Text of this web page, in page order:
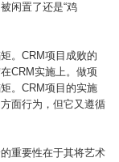
闲置了还是“鸡
。CRM项目成败的
CRM实施上。做项
。CRM项目的实施
面行为，但它又遵循
重要性在于其将艺术